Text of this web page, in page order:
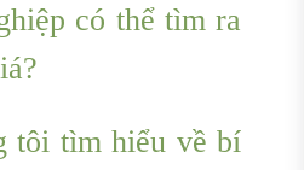
có thể tìm ra
tôi tìm hiểu về bí